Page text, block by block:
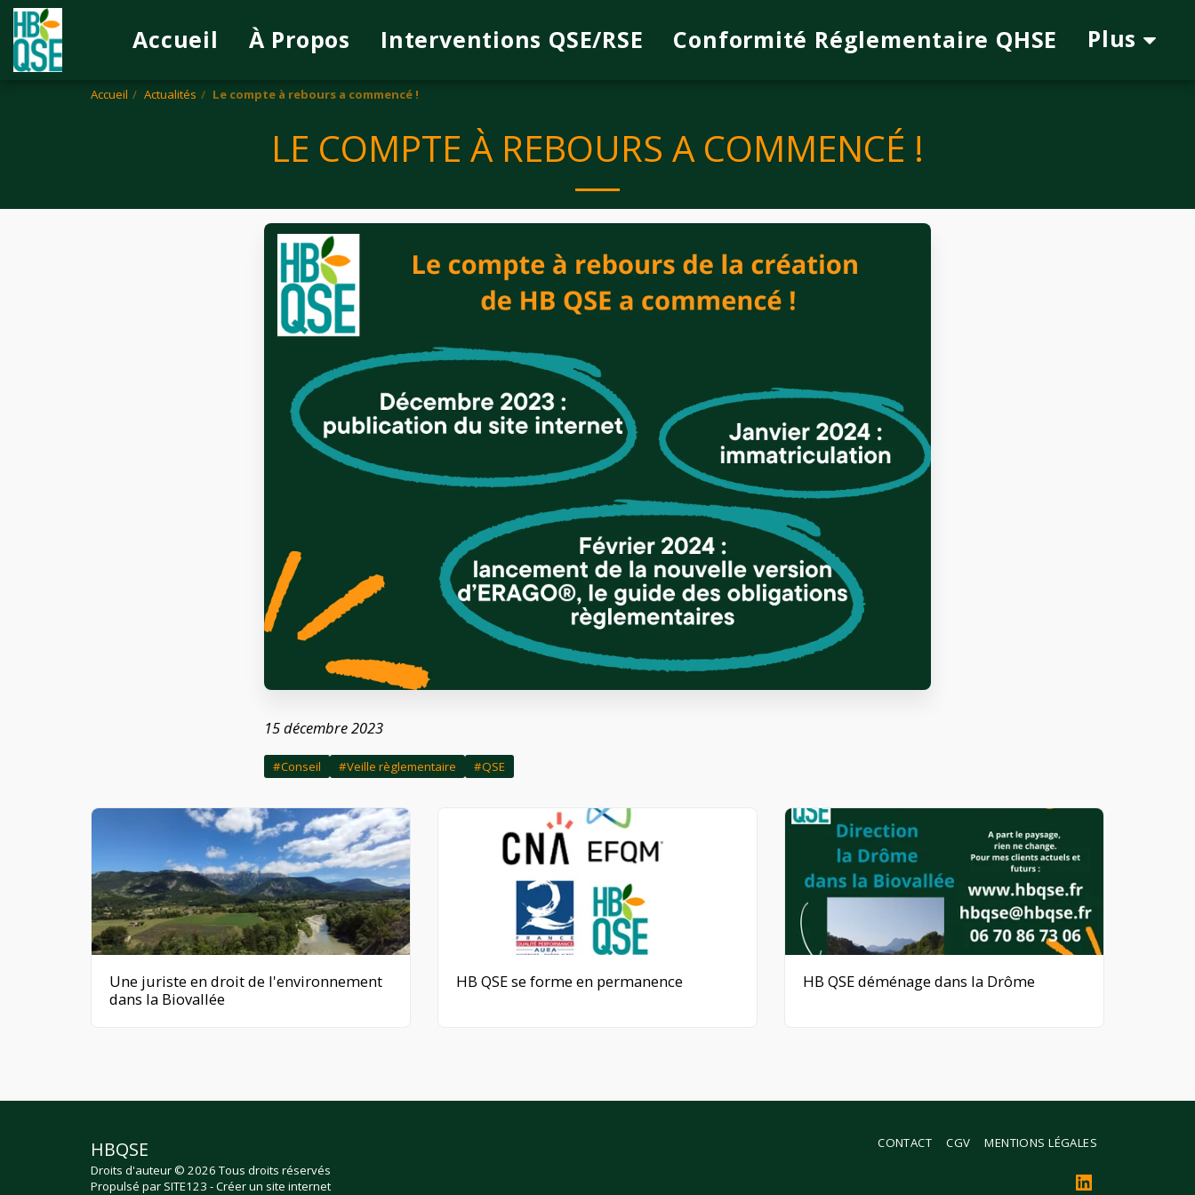
Accueil À Propos Interventions QSE/RSE Conformité Réglementaire QHSE Plus
Accueil Actualités Le compte à rebours a commencé !
LE COMPTE À REBOURS A COMMENCÉ !
15 décembre 2023
#Conseil #Veille règlementaire #QSE
Une juriste en droit de l'environnement
dans la Biovallée
HB QSE se forme en permanence HB QSE déménage dans la Drôme
HBQSE
Droits d'auteur © 2026 Tous droits réservés
Propulsé par SITE123 -Créer un site internet
CONTACT CGV MENTIONS LÉGALES